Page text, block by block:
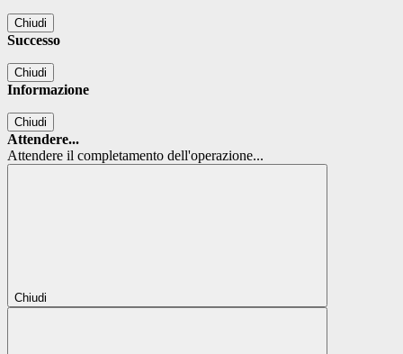
Chiudi
Successo
Chiudi
Informazione
Chiudi
Attendere...
Attendere il completamento dell'operazione...
Chiudi